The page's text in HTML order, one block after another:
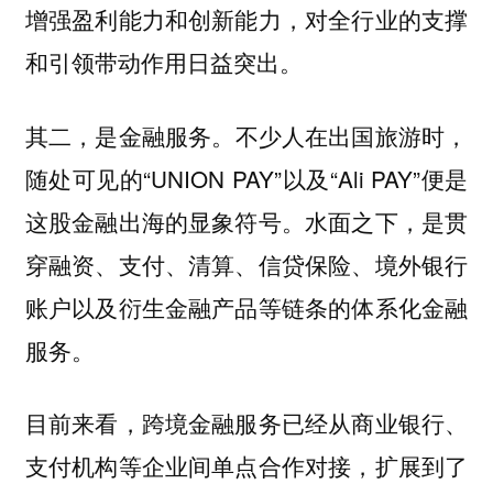
增强盈利能力和创新能力，对全行业的支撑
和引领带动作用日益突出。
其二，是金融服务。 不少人在出国旅游时，
随处可见的“UNION PAY”以及“Ali PAY”便是
这股金融出海的显象符号。水面之下，是贯
穿融资、支付、清算、信贷保险、境外银行
账户以及衍生金融产品等链条的体系化金融
服务。
目前来看，跨境金融服务已经从商业银行、
支付机构等企业间单点合作对接，扩展到了